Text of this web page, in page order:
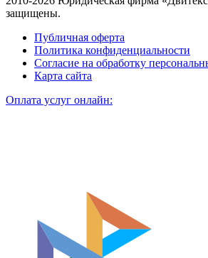
защищены.
Публичная оферта
Политика конфиденциальности
Согласие на обработку
Карта сайта
Оплата услуг онлайн: